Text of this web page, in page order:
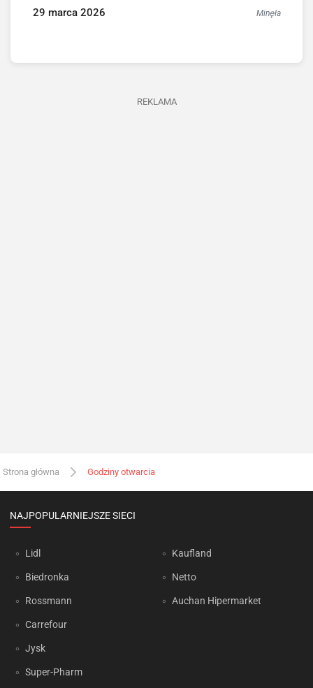
29 marca 2026 Minęła
REKLAMA
Strona główna Godziny otwarcia
NAJPOPULARNIEJSZE SIECI
Lidl
Biedronka
Rossmann
Carrefour
Jysk
Super-Pharm
Kaufland
Netto
Auchan Hipermarket